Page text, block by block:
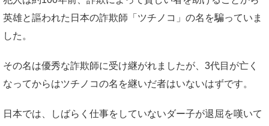
英雄と謳われた日本の詐欺師「ツチノコ」の名を騙っていま
した。
その名は優秀な詐欺師に受け継がれましたが、3代目が亡く
なってからはツチノコの名を継いだ者はいないはずです。
日本では、しばらく仕事をしていないダー子が退屈を嘆いて